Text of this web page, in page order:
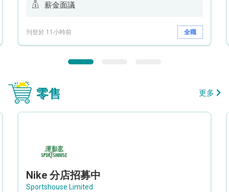
薪金面議
刊登於 11小時前 全職
零售 更多
Nike 分店招募中
Sportshouse Limited